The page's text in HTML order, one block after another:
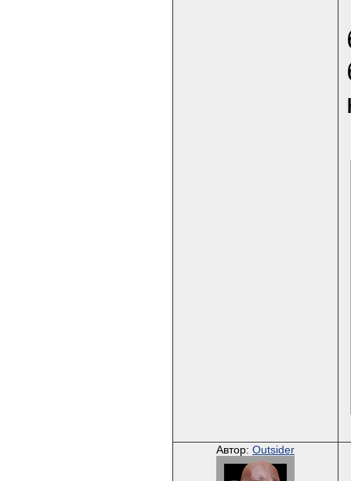
Автор: Outsider